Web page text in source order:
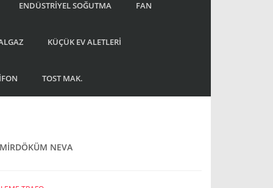
ENDÜSTRİYEL SOĞUTMA FAN
KÜÇÜK EV ALETLERİ
TOST MAK.
NEVA